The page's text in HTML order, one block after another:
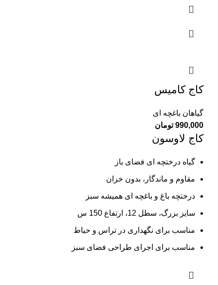
کاج کامیس
گیاهان باغچه ای
990,000 تومان
کاج لاوسون
گیاه درختچه ای فضای باز
مقاوم و ماندگار، بدون خزان
درختچه باغ و باغچه ای همیشه سبز
سایز بزرگ، سطل 12، ارتفاع 150 س
مناسب برای نگهداری در تراس و حیاط
مناسب برای اجرای طراحی فضای سبز